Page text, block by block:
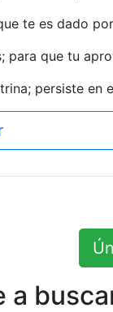
te es dado
para que tu
persiste
a